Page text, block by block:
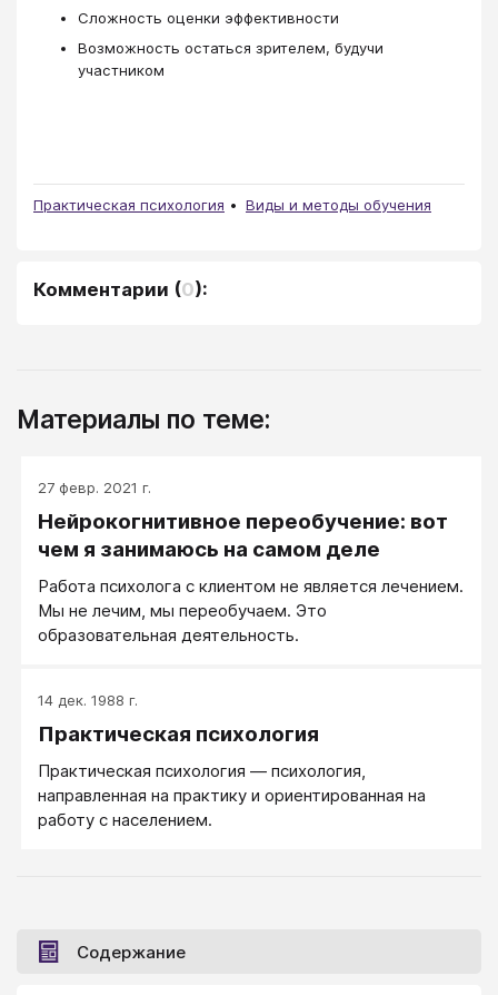
Сложность оценки эффективности
Возможность остаться зрителем, будучи
участником
Практическая психология Виды и методы обучения
Комментарии (0):
Материалы по теме:
27 февр. 2021 г.
Нейрокогнитивное переобучение: вот
чем я занимаюсь на самом деле
Работа психолога с клиентом не является лечением.
Мы не лечим, мы переобучаем. Это
образовательная деятельность.
14 дек. 1988 г.
Практическая психология
Практическая психология — психология,
направленная на практику и ориентированная на
работу с населением.
Содержание